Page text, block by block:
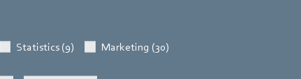
Statistics (9) Marketing (30)